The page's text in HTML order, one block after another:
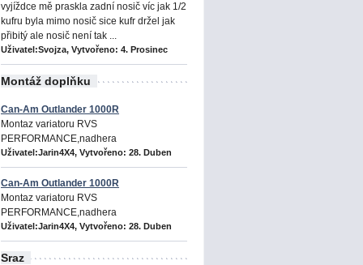
vyjíždce mě praskla zadní nosič víc jak 1/2
kufru byla mimo nosič sice kufr držel jak
přibitý ale nosič není tak ...
Uživatel:Svojza, Vytvořeno: 4. Prosinec
Montáž doplňku
Can-Am Outlander 1000R
Montaz variatoru RVS
PERFORMANCE,nadhera
Uživatel:Jarin4X4, Vytvořeno: 28. Duben
Can-Am Outlander 1000R
Montaz variatoru RVS
PERFORMANCE,nadhera
Uživatel:Jarin4X4, Vytvořeno: 28. Duben
Sraz